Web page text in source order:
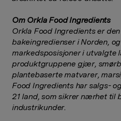
Om Orkla Food Ingredients
Orkla Food Ingredients er
bakeingredienser i Norden,
markedsposisjoner i utvalgte
produktgruppene gjær,
plantebaserte matvarer,
Food Ingredients har salgs-
21 land, som sikrer nærhet til
industrikunder.